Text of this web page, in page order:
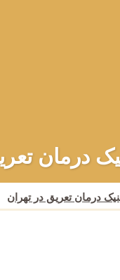
درمان
درمان تعریق در تهران